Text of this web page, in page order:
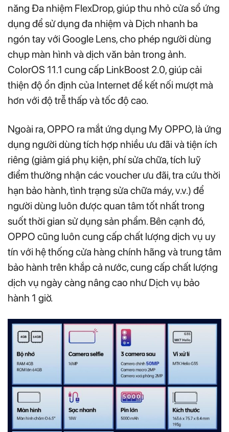
năng Đa nhiệm FlexDrop, giúp thu nhỏ cửa sổ ứng
dụng để sử dụng đa nhiệm và Dịch nhanh ba
ngón tay với Google Lens, cho phép người dùng
chụp màn hình và dịch văn bản trong ảnh.
ColorOS 11.1 cung cấp LinkBoost 2.0, giúp cải
thiện độ ổn định của Internet để kết nối mượt mà
hơn với độ trễ thấp và tốc độ cao.
Ngoài ra, OPPO ra mắt ứng dụng My OPPO, là ứng
dụng người dùng tích hợp nhiều ưu đãi và tiện ích
riêng (giảm giá phụ kiện, phí sửa chữa, tích luỹ
điểm thưởng nhận các voucher ưu đãi, tra cứu thời
hạn bảo hành, tình trạng sửa chữa máy, v.v.) để
người dùng luôn được quan tâm tốt nhất trong
suốt thời gian sử dụng sản phẩm. Bên cạnh đó,
OPPO cũng luôn cung cấp chất lượng dịch vụ uy
tín với hệ thống cửa hàng chính hãng và trung tâm
bảo hành trên khắp cả nước, cung cấp chất lượng
dịch vụ ngày càng nâng cao như Dịch vụ bảo
hành 1 giờ.